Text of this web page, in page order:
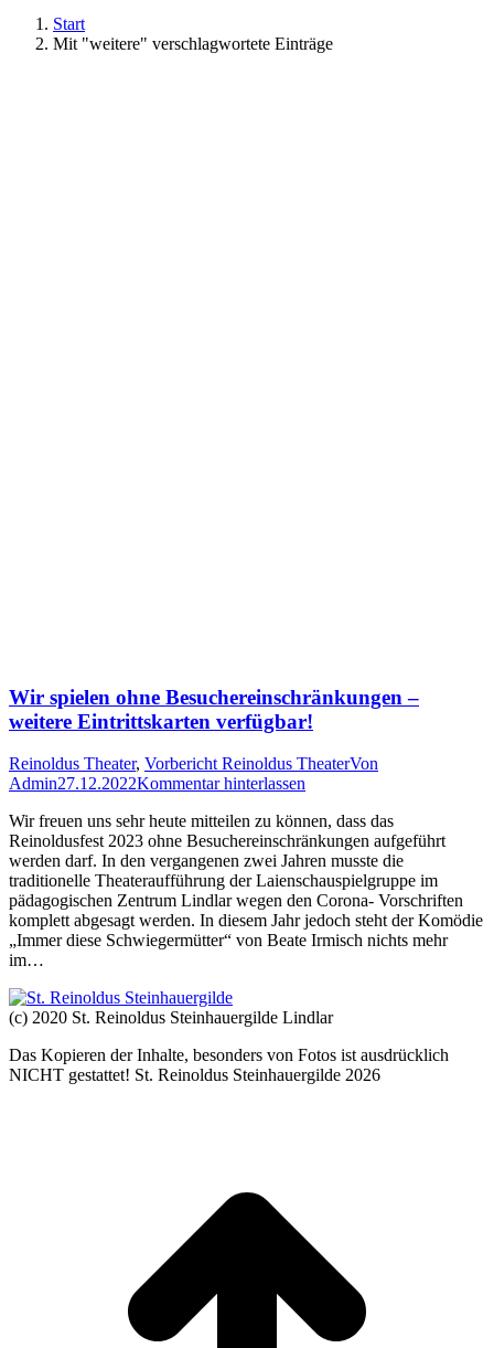
Start
Mit "weitere" verschlagwortete Einträge
Wir spielen ohne Besuchereinschränkungen –
weitere Eintrittskarten verfügbar!
Reinoldus Theater, Vorbericht Reinoldus TheaterVon
Admin27.12.2022Kommentar hinterlassen
Wir freuen uns sehr heute mitteilen zu können, dass das
Reinoldusfest 2023 ohne Besuchereinschränkungen aufgeführt
werden darf. In den vergangenen zwei Jahren musste die
traditionelle Theateraufführung der Laienschauspielgruppe im
pädagogischen Zentrum Lindlar wegen den Corona- Vorschriften
komplett abgesagt werden. In diesem Jahr jedoch steht der Komödie
„Immer diese Schwiegermütter“ von Beate Irmisch nichts mehr
im…
(c) 2020 St. Reinoldus Steinhauergilde Lindlar
Das Kopieren der Inhalte, besonders von Fotos ist ausdrücklich
NICHT gestattet! St. Reinoldus Steinhauergilde 2026